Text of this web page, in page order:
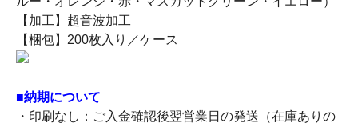
【加工】超音波加工
【梱包】200枚入り／ケース
■納期について
・印刷なし：ご入金確認後翌営業日の発送（在庫ありの